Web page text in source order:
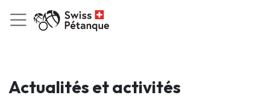
Actualités et activités